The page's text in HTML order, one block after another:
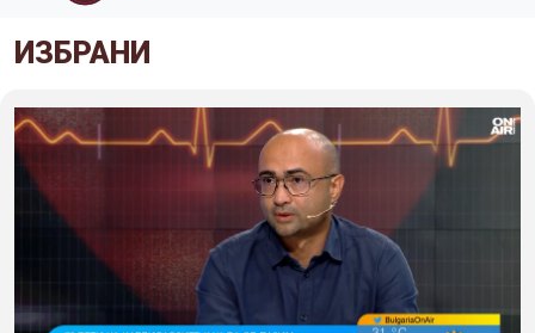
ИЗБРАНИ